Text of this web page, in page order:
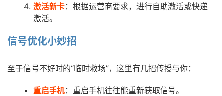
业
讯
登录 注册
激活新卡：根据运营商要求，进行自助激活或快递
激活。
信号优化小妙招
至于信号不好时的“临时救场”，这里有几招传授与你：
重启手机：重启手机往往能重新获取信号。